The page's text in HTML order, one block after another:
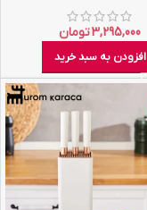
3,295,000تومان
افزودن به سبد خرید